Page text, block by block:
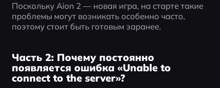
Поскольку Aion 2 — новая игра, на старте такие
проблемы могут возникать особенно часто,
поэтому стоит быть готовым заранее.
Часть 2: Почему постоянно
появляется ошибка «Unable to
connect to the server»?